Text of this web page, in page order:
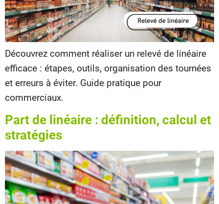
Découvrez comment réaliser un relevé de linéaire
efficace : étapes, outils, organisation des tournées
et erreurs à éviter. Guide pratique pour
commerciaux.
Part de linéaire : définition, calcul et
stratégies